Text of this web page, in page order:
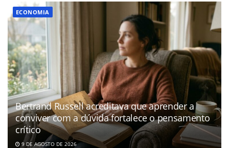
ECONOMIA
Bertrand Russell acreditava que aprender a
conviver com a dúvida fortalece o pensamento
crítico
9 DE AGOSTO DE 2026